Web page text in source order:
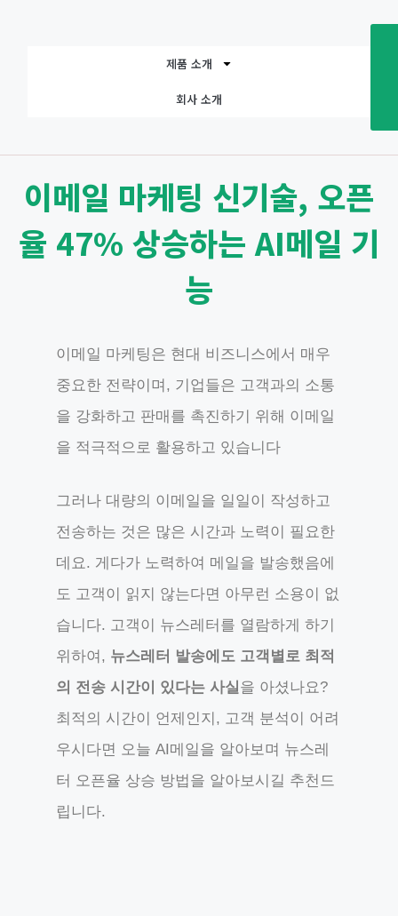
제품 소개
회사 소개
이메일 마케팅 신기술, 오픈
율 47% 상승하는 AI메일 기
능
이메일 마케팅은 현대 비즈니스에서 매우
중요한 전략이며, 기업들은 고객과의 소통
을 강화하고 판매를 촉진하기 위해 이메일
을 적극적으로 활용하고 있습니다
그러나 대량의 이메일을 일일이 작성하고
전송하는 것은 많은 시간과 노력이 필요한
데요. 게다가 노력하여 메일을 발송했음에
도 고객이 읽지 않는다면 아무런 소용이 없
습니다. 고객이 뉴스레터를 열람하게 하기
위하여, 뉴스레터 발송에도 고객별로 최적
의 전송 시간이 있다는 사실을 아셨나요?
최적의 시간이 언제인지, 고객 분석이 어려
우시다면 오늘 AI메일을 알아보며 뉴스레
터 오픈율 상승 방법을 알아보시길 추천드
립니다.